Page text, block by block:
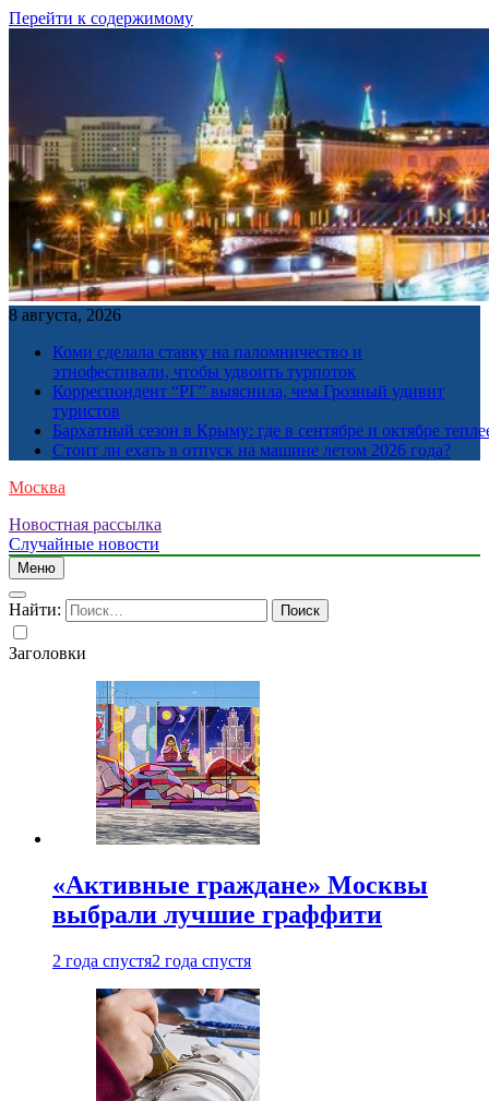
Перейти к содержимому
8 августа, 2026
Коми сделала ставку на паломничество и
этнофестивали, чтобы удвоить турпоток
Корреспондент “РГ” выяснила, чем Грозный удивит
туристов
Бархатный сезон в Крыму: где в сентябре и октябре
Стоит ли ехать в отпуск на машине летом 2026 года?
Москва
Новостная рассылка
Случайные новости
Меню
Найти:
Заголовки
«Активные граждане» Москвы
выбрали лучшие граффити
2 года спустя2 года спустя